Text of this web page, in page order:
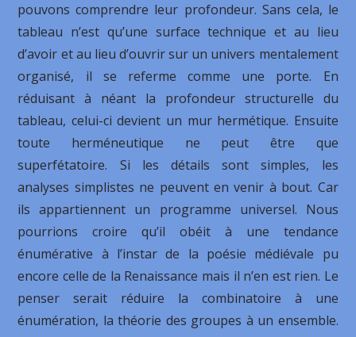
pouvons comprendre leur profondeur. Sans cela, le
tableau n’est qu’une surface technique et au lieu
d’avoir et au lieu d’ouvrir sur un univers mentalement
organisé, il se referme comme une porte. En
réduisant à néant la profondeur structurelle du
tableau, celui-ci devient un mur hermétique. Ensuite
toute herméneutique ne peut être que
superfétatoire. Si les détails sont simples, les
analyses simplistes ne peuvent en venir à bout. Car
ils appartiennent un programme universel. Nous
pourrions croire qu’il obéit à une tendance
énumérative à l’instar de la poésie médiévale pu
encore celle de la Renaissance mais il n’en est rien. Le
penser serait réduire la combinatoire à une
énumération, la théorie des groupes à un ensemble.